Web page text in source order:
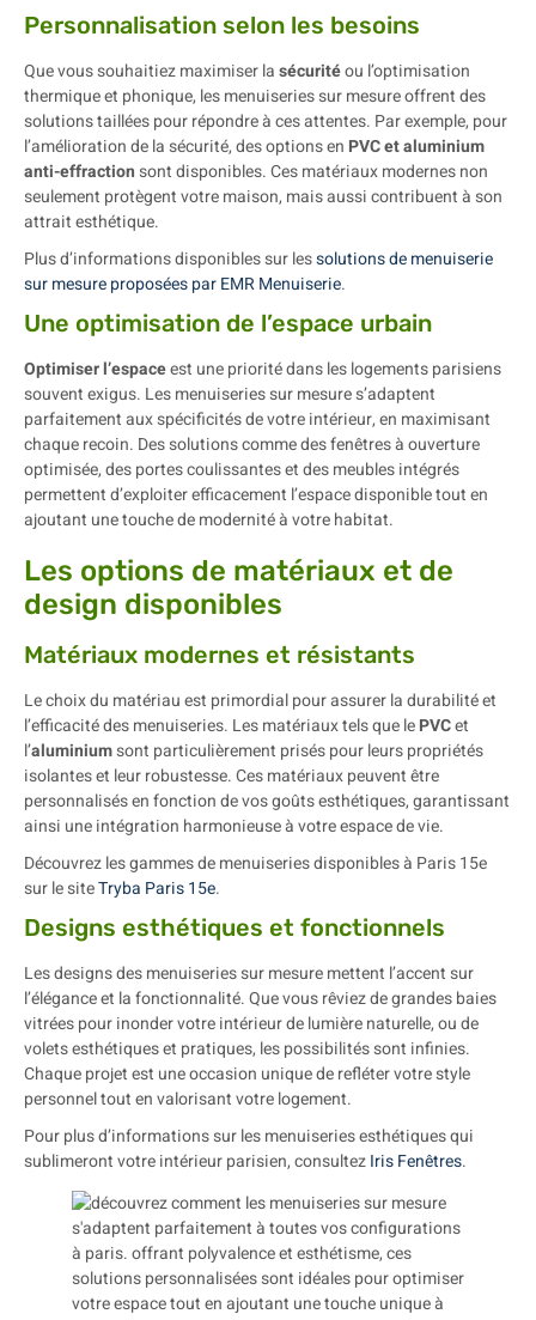
Personnalisation selon les besoins
Que vous souhaitiez maximiser lasécuritéou l’optimisation
thermique et phonique, les menuiseries sur mesure offrent des
solutions taillées pour répondre à ces attentes. Par exemple, pour
l’amélioration de la sécurité, des options en PVC et aluminium
anti-effractionsont disponibles. Ces matériaux modernes non
seulement protègent votre maison, mais aussi contribuent à son
attrait esthétique.
Plus d’informations disponibles sur lessolutions de menuiserie
sur mesure proposées par EMR Menuiserie.
Une optimisation de l’espace urbain
Optimiser l’espaceest une priorité dans les logements parisiens
souvent exigus. Les menuiseries sur mesure s’adaptent
parfaitement aux spécificités de votre intérieur, en maximisant
chaque recoin. Des solutions comme des fenêtres à ouverture
optimisée, des portes coulissantes et des meubles intégrés
permettent d’exploiter efficacement l’espace disponible tout en
ajoutant une touche de modernité à votre habitat.
Les options de matériaux et de
design disponibles
Matériaux modernes et résistants
Le choix du matériau est primordial pour assurer la durabilité et
l’efficacité des menuiseries. Les matériaux tels que lePVCet
l’aluminiumsont particulièrement prisés pour leurs propriétés
isolantes et leur robustesse. Ces matériaux peuvent être
personnalisés en fonction de vos goûts esthétiques, garantissant
ainsi une intégration harmonieuse à votre espace de vie.
Découvrez les gammes de menuiseries disponibles à Paris 15e
sur le siteTryba Paris 15e.
Designs esthétiques et fonctionnels
Les designs des menuiseries sur mesure mettent l’accent sur
l’élégance et la fonctionnalité. Que vous rêviez de grandes baies
vitrées pour inonder votre intérieur de lumière naturelle, ou de
volets esthétiques et pratiques, les possibilités sont infinies.
Chaque projet est une occasion unique de refléter votre style
personnel tout en valorisant votre logement.
Pour plus d’informations sur les menuiseries esthétiques qui
sublimeront votre intérieur parisien, consultezIris Fenêtres.